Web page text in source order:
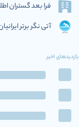
فرا بعد گستران
آتی نگر برتر
بازدیدهای اخیر